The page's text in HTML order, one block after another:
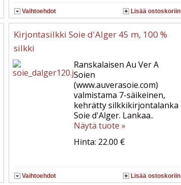
Vaihtoehdot Lisää ostoskoriin
Kirjontasilkki Soie d'Alger 45 m, 100 %
silkki
Ranskalaisen Au Ver A
Soien
(www.auverasoie.com)
valmistama 7-säikeinen,
kehrätty silkkikirjontalanka
Soie d'Alger. Lankaa..
Näytä tuote »
Hinta: 22.00 €
Vaihtoehdot Lisää ostoskoriin